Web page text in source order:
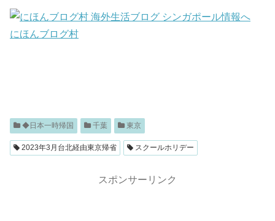
にほんブログ村
◆日本一時帰国 千葉 東京
2023年3月台北経由東京帰省 スクールホリデー
スポンサーリンク